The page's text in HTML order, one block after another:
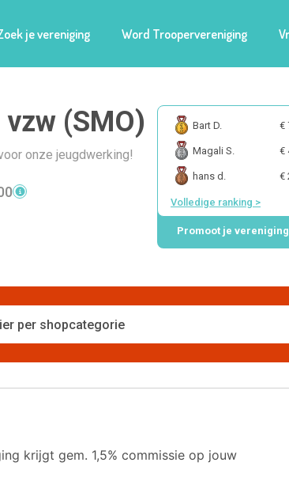
je vereniging Word Troopervereniging
(SMO)
onze jeugdwerking!
Bart D. €
Magali S. €
hans d. €
Volledige ranking >
Promoot je vereniging
krijgt gem. 1,5% commissie op jouw